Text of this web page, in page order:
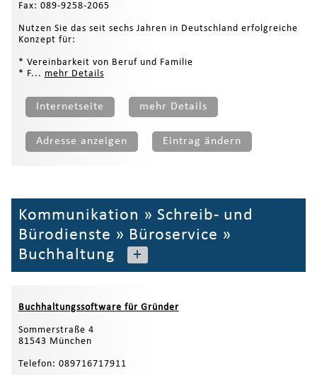
Fax: 089-9258-2065
Nutzen Sie das seit sechs Jahren in Deutschland erfolgreiche
Konzept für:
* Vereinbarkeit von Beruf und Familie
* F... mehr Details
Internetseite mehr Details
Adresse anzeigen Eintrag ändern
Kommunikation » Schreib- und
Bürodienste » Büroservice »
Buchhaltung
+
Buchhaltungssoftware für Gründer
Sommerstraße 4
81543 München
Telefon: 089716717911